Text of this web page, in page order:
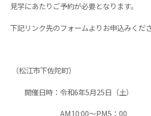
見学にあたりご予約が必要となります。
下記リンク先のフォームよりお申込みくださ
（松江市下佐陀町）
開催日時：令和6年5月25日（土）
AM10:00～PM5：00